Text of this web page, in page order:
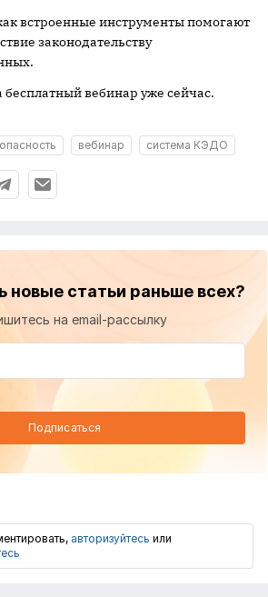
встроенные инструменты помогают
законодательству
бесплатный вебинар уже сейчас.
вебинар система КЭДО
новые статьи раньше всех?
на email-рассылку
Подписаться
авторизуйтесь или